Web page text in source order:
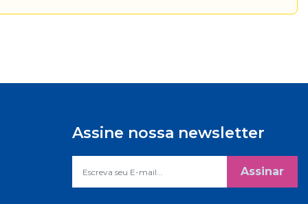
Assine nossa newsletter
Assinar